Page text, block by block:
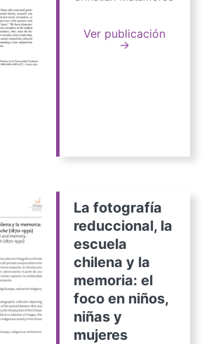
Ver publicación
→
La fotografía
reduccional, la
escuela
chilena y la
memoria: el
foco en niños,
niñas y
mujeres